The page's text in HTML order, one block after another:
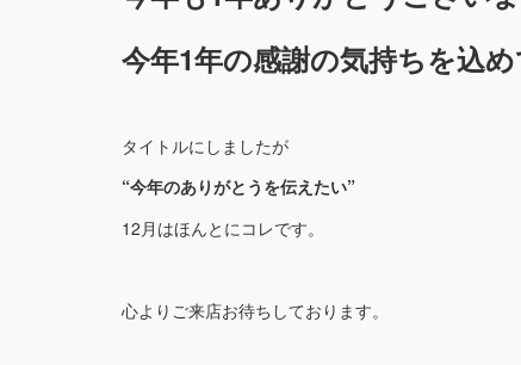
今年1年の感謝の気持ちを込
タイトルにしましたが
“今年のありがとうを伝えたい”
12月はほんとにコレです。
心よりご来店お待ちしております。